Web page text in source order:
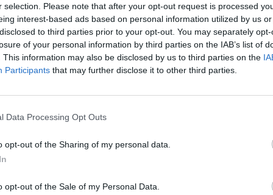
selection. Please note that after your opt-out request is processed
interest-based ads based on personal information utilized by us
to third parties prior to your opt-out. You may separately
of your personal information by third parties on the IAB’s list of
This information may also be disclosed by us to third parties on the
Participants that may further disclose it to other third parties.
Data Processing Opt Outs
opt-out of the Sharing of my personal data.
opt-out of the Sale of my Personal Data.
ett snitt på drygt 1,700 poäng per heat och
framträdande förare.
ANNONS